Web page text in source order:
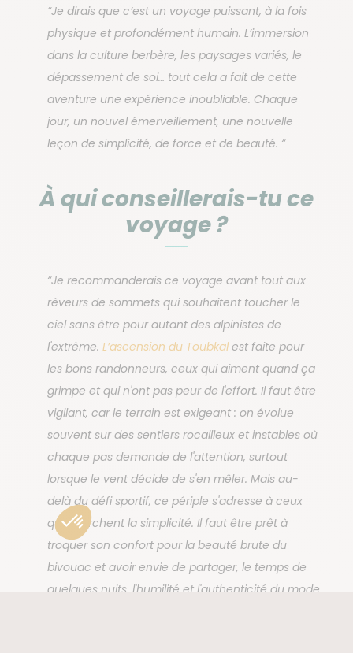
“Je dirais que c’est un voyage puissant, à la fois
physique et profondément humain. L’immersion
dans la culture berbère, les paysages variés, le
dépassement de soi… tout cela a fait de cette
aventure une expérience inoubliable. Chaque
jour, un nouvel émerveillement, une nouvelle
leçon de simplicité, de force et de beauté. “
À qui conseillerais-tu ce
voyage ?
“Je recommanderais ce voyage avant tout aux
rêveurs de sommets qui souhaitent toucher le
ciel sans être pour autant des alpinistes de
l'extrême. L’ascension du Toubkalest faite pour
les bons randonneurs, ceux qui aiment quand ça
grimpe et qui n'ont pas peur de l'effort. Il faut être
vigilant, car le terrain est exigeant : on évolue
souvent sur des sentiers rocailleux et instables où
chaque pas demande de l'attention, surtout
lorsque le vent décide de s'en mêler. Mais au-
delà du défi sportif, ce périple s'adresse à ceux
qui cherchent la simplicité. Il faut être prêt à
troquer son confort pour la beauté brute du
bivouac et avoir envie de partager, le temps de
quelques nuits, l'humilité et l'authenticité du mode